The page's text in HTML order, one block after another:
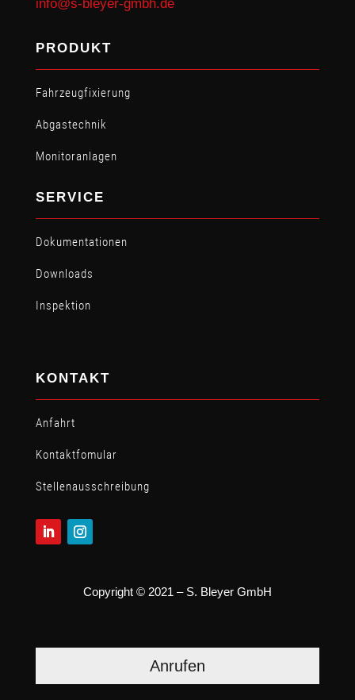
info@s-bleyer-gmbh.de
PRODUKT
Fahrzeugfixierung
Abgastechnik
Monitoranlagen
SERVICE
Dokumentationen
Downloads
Inspektion
KONTAKT
Anfahrt
Kontaktfomular
Stellen­ausschreibung
Copyright © 2021 – S. Bleyer GmbH
Anrufen